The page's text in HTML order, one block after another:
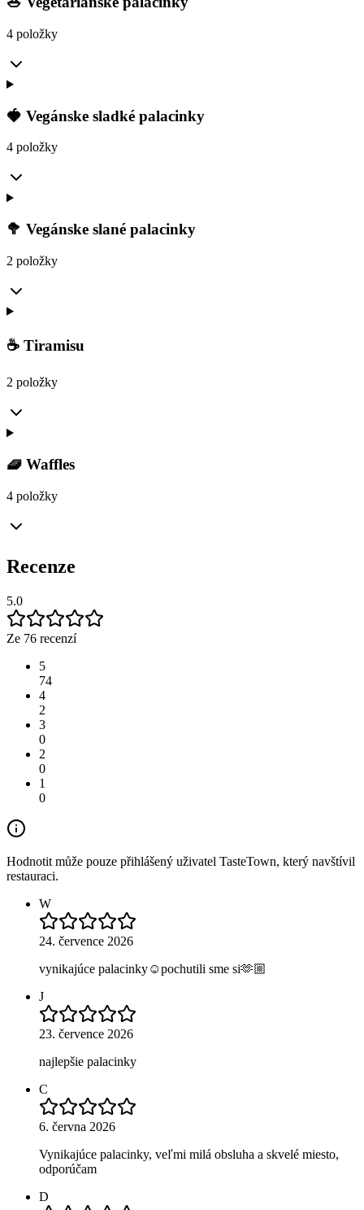
4 položky
🍓 Vegánske sladké palacinky
4 položky
🥦 Vegánske slané palacinky
2 položky
☕ Tiramisu
2 položky
🧇 Waffles
4 položky
Recenze
5.0
Ze 76 recenzí
5
74
4
2
3
0
2
0
1
0
Hodnotit může pouze přihlášený uživatel TasteTown, který navštívil
restauraci.
W
24. července 2026
vynikajúce palacinky☺️pochutili sme si🫶🏼
J
23. července 2026
najlepšie palacinky
C
6. června 2026
Vynikajúce palacinky, veľmi milá obsluha a skvelé miesto,
odporúčam
D